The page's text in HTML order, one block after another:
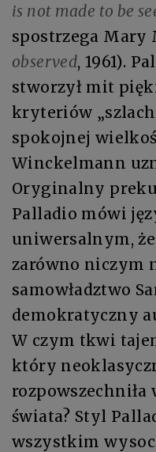
is not made to be
spostrzega Mary
observed, 1961).
stworzył mit
kryteriów
spokojnej
Winckelmann
Oryginalny
Palladio mówi
uniwersalnym,
zarówno niczym
samowładztwo
demokratyczny
W czym tkwi
który
rozpowszechniła
świata? Styl
wszystkim